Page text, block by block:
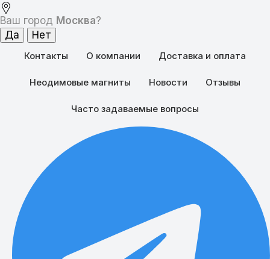
Ваш город Москва?
Контакты О компании Доставка и оплата
Неодимовые магниты Новости Отзывы
Часто задаваемые вопросы